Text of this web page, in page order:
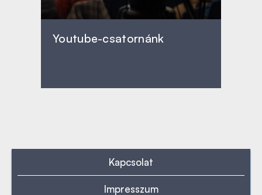
Youtube-csatornánk
Kapcsolat
Impresszum